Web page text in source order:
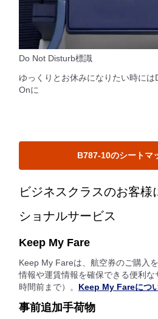
Do Not Disturb標識
ゆっくりとお休みになりたい時に
Onに
B787-10のシートマ
ビジネスクラスのお客様
ショナルサービス
Keep My Fare
Keep My Fareは、航空券のご購入
情報や運賃情報を確保できる便利
時間前まで）。 Keep My Fareにつ
事前追加手荷物